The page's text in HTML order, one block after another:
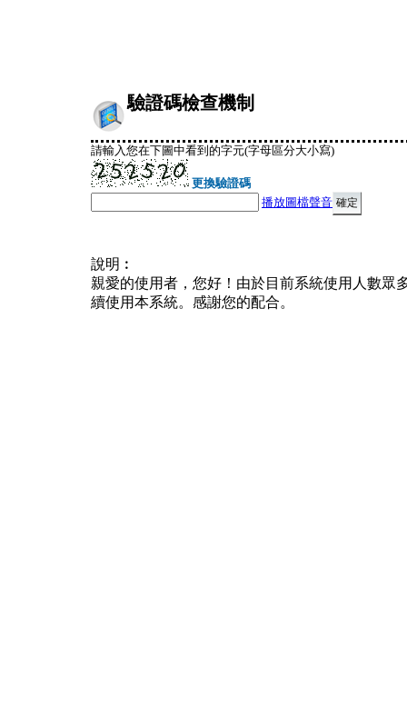
驗證碼檢查機制
請輸入您在下圖中看到的字元(字母區分大小寫)
更換驗證碼
播放圖檔聲音
說明︰
親愛的使用者，您好！由於目前系統使用人數眾
續使用本系統。感謝您的配合。